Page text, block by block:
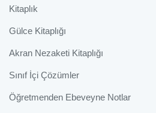
Kitaplık
Gülce Kitaplığı
Akran Nezaketi Kitaplığı
Sınıf İçi Çözümler
Öğretmenden Ebeveyne Notlar